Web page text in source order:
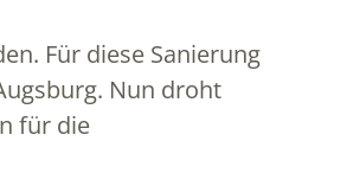
Für diese Sanierung
Nun droht
für die